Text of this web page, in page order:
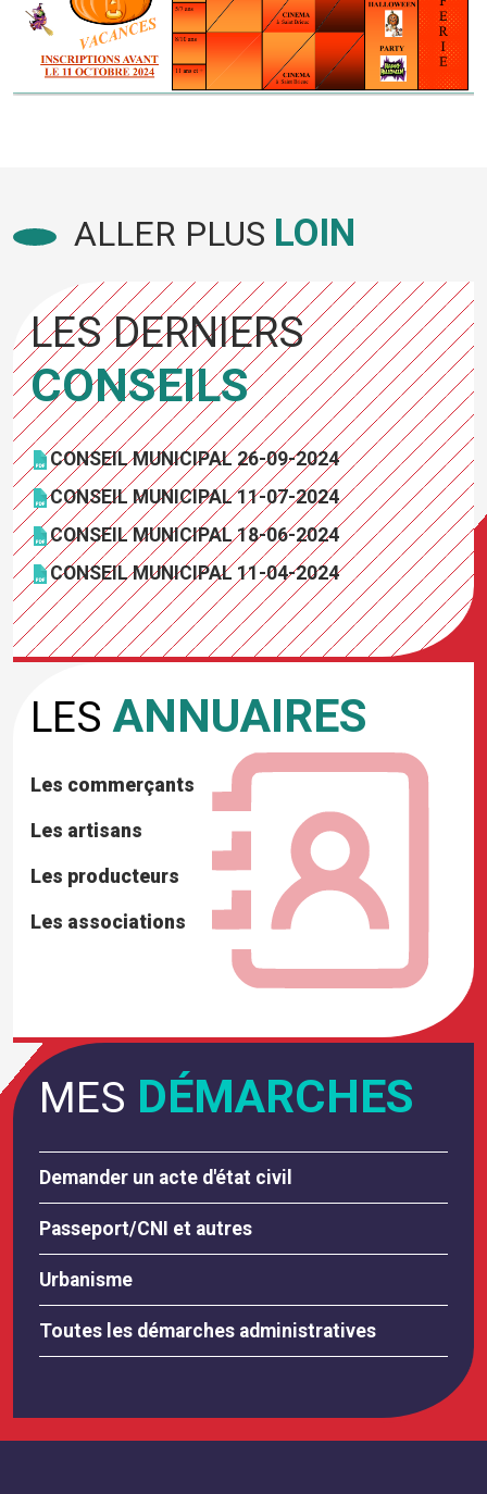
ALLER PLUS LOIN
LES DERNIERS
CONSEILS
CONSEIL MUNICIPAL 26-09-2024
CONSEIL MUNICIPAL 11-07-2024
CONSEIL MUNICIPAL 18-06-2024
CONSEIL MUNICIPAL 11-04-2024
LESANNUAIRES
Les commerçants
Les artisans
Les producteurs
Les associations
MES DÉMARCHES
Demander un acte d'état civil
Passeport/CNI et autres
Urbanisme
Toutes les démarches administratives